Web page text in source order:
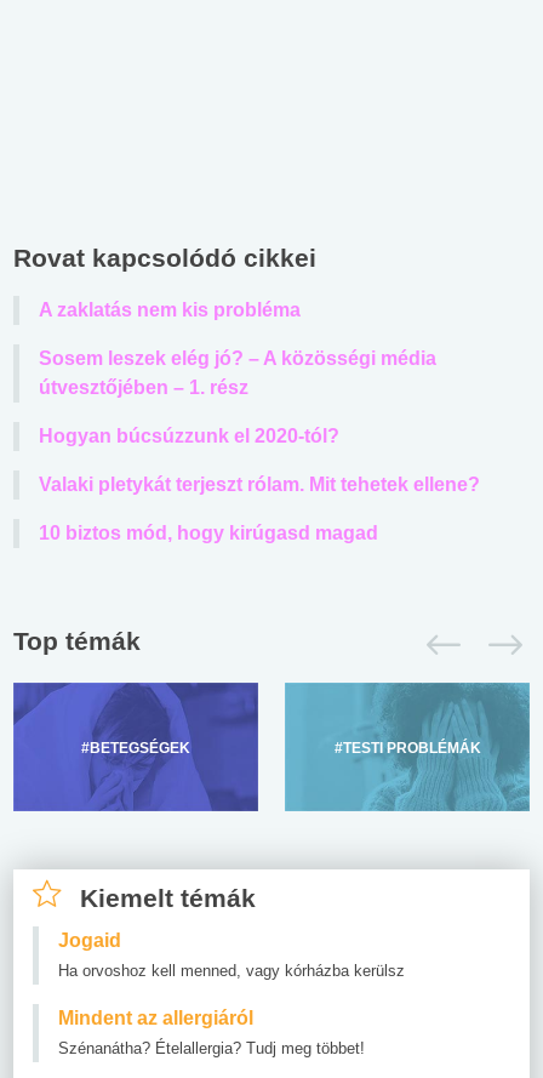
Rovat kapcsolódó cikkei
A zaklatás nem kis probléma
Sosem leszek elég jó? – A közösségi média
útvesztőjében – 1. rész
Hogyan búcsúzzunk el 2020-tól?
Valaki pletykát terjeszt rólam. Mit tehetek ellene?
10 biztos mód, hogy kirúgasd magad
Top témák
#BETEGSÉGEK #TESTI PROBLÉMÁK
Kiemelt témák
Jogaid
Ha orvoshoz kell menned, vagy kórházba kerülsz
Mindent az allergiáról
Szénanátha? Ételallergia? Tudj meg többet!